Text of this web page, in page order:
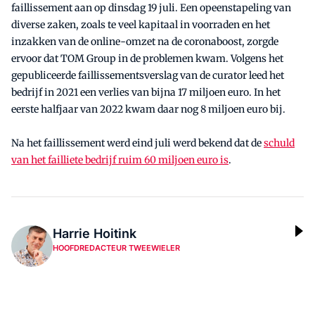
faillissement aan op dinsdag 19 juli. Een opeenstapeling van
diverse zaken, zoals te veel kapitaal in voorraden en het
inzakken van de online-omzet na de coronaboost, zorgde
ervoor dat TOM Group in de problemen kwam. Volgens het
gepubliceerde faillissementsverslag van de curator leed het
bedrijf in 2021 een verlies van bijna 17 miljoen euro. In het
eerste halfjaar van 2022 kwam daar nog 8 miljoen euro bij.
Na het faillissement werd eind juli werd bekend dat deschuld
van het failliete bedrijf ruim 60 miljoen euro is.
Harrie Hoitink
HOOFDREDACTEUR TWEEWIELER